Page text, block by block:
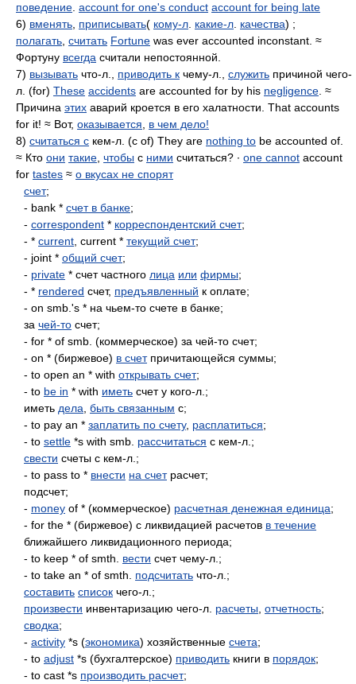
поведение account for one's conduct account for being late
6) вменять приписывать( кому-л какие-л качества) ;
полагать считать Fortune was ever accounted inconstant. ≈
Фортуну всегда считали непостоянной.
7) вызывать что-л., приводить к чему-л., служить причиной чего-
л. (for) These accidents are accounted for by his negligence . ≈
Причина этих аварий кроется в его халатности. That accounts
for it! ≈ Вот, оказывается
в чем дело!
8) считаться с кем-л. (с of) They are nothing to be accounted of.
≈ Кто они такие чтобы с ними считаться? ∙ one cannot account
for tastes ≈ о вкусах не спорят
счет;
- bank * счет в банке;
- correspondent * корреспондентский счет;
- * current , current * текущий счет;
- joint * общий счет;
- private * счет частного лица или фирмы;
- * rendered счет, предъявленный к оплате;
- on smb.'s * на чьем-то счете в банке;
за чей-то счет;
- for * of smb. (коммерческое) за чей-то счет;
- on * (биржевое) в счетпричитающейся суммы;
- to open an * with открывать счет;
- to be in * with иметь счет у кого-л.;
иметь дела быть связанным с;
- to pay an * заплатить по счету, расплатиться;
- to settle *s with smb. рассчитаться с кем-л.;
свести счеты с кем-л.;
- to pass to * внести на счетрасчет;
подсчет;
- money of * (коммерческое) расчетная денежная единица;
- for the * (биржевое) с ликвидацией расчетов в течение
ближайшего ликвидационного периода;
- to keep * of smth. вести счет чему-л.;
- to take an * of smth. подсчитать что-л.;
составить список чего-л.;
произвести инвентаризацию чего-л. расчеты отчетность;
сводка;
- activity *s (экономика) хозяйственные счета;
- to adjust *s (бухгалтерское) приводить книги в порядок;
- to cast *s производить расчет;